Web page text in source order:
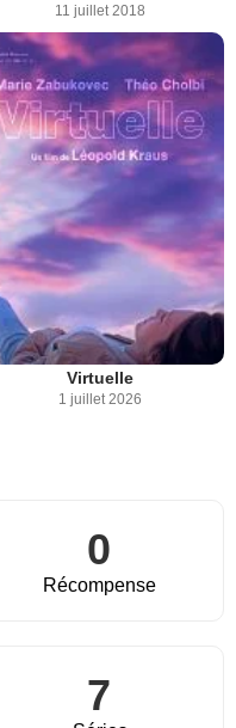
11 juillet 2018
Virtuelle
1 juillet 2026
0
Récompense
7